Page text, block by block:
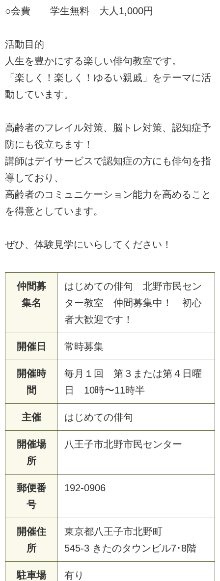
○会費 学生無料 大人1,000円
活動目的
人生を豊かにする楽しい俳句教室です。
「楽しく！楽しく！ゆるい親戚」をテーマに活
動しています。
高齢者のフレイル対策、脳トレ対策、認知症予
防にも役立ちます！
講師はデイサービスで認知症の方にも俳句を指
導しており、
高齢者のコミュニケーション能力を高めること
を得意としています。
ぜひ、体験見学にいらしてください！
仲間募
集名
はじめての俳句 北野市民セン
ター教室 仲間募集中！ 初心
者大歓迎です！
開催日 常時募集
開催時
間
毎月１回 第３または第４日曜
日 10時〜11時半
主催 はじめての俳句
開催場
所
八王子市北野市民センター
郵便番
号
192-0906
開催住
所
東京都八王子市北野町
545-3 きたのタウンビル7･8階
駐車場
有り